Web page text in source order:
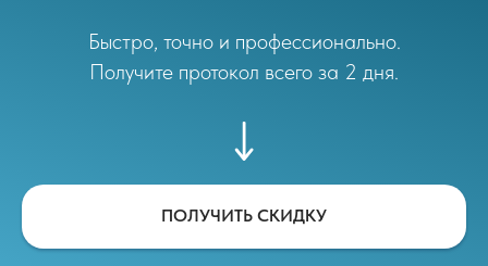
Быстро, точно и профессионально.
Получите протокол всего за 2 дня.
ПОЛУЧИТЬ СКИДКУ